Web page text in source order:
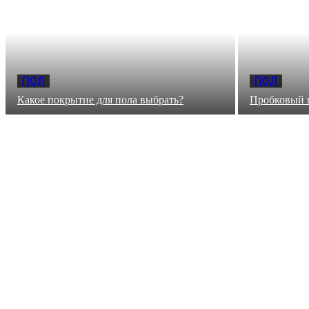
ПОЛ
Какое покрытие для пола выбрать?
ПОЛ
Пробковый